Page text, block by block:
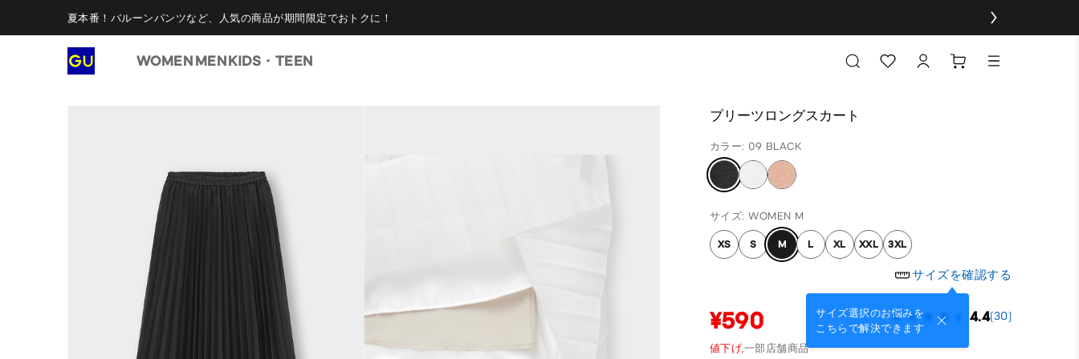
夏本番！バルーンパンツなど、人気の商品が期間限定でおトクに！
WOMEN MENKIDS・TEEN
プリーツロングスカート
カラー: 09 BLACK
サイズ: WOMEN M
XS S M L XL XXL 3XL
サイズを確認する
サイズ選択のお悩みを
こちらで解決できます
¥590 4.4(30)
値下げ,一部店舗商品